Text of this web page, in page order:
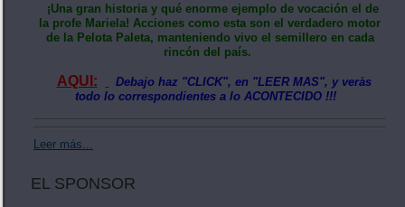
¡Una gran historia y qué enorme ejemplo de vocación el de
la profe Mariela! Acciones como esta son el verdadero motor
de la Pelota Paleta, manteniendo vivo el semillero en cada
rincón del país.
AQUI:
Debajo haz "CLICK", en "LEER MAS", y veràs
todo lo correspondientes a lo ACONTECIDO !!!
Leer más...
EL SPONSOR